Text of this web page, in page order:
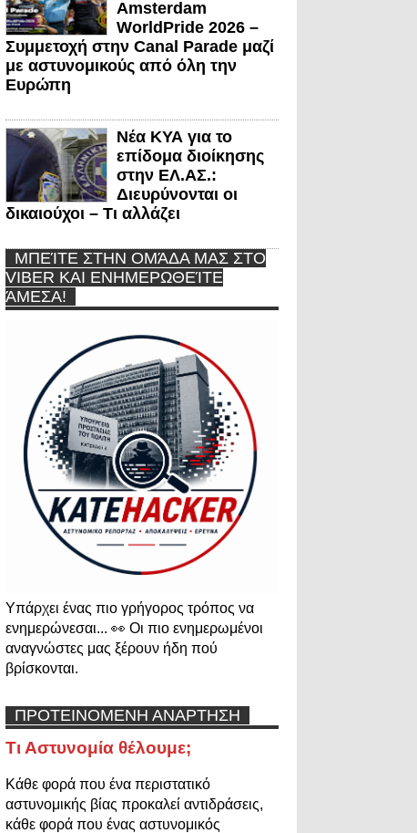
Amsterdam
WorldPride 2026 –
Συμμετοχή στην Canal Parade μαζί
με αστυνομικούς από όλη την
Ευρώπη
Νέα ΚΥΑ για το
επίδομα διοίκησης
στην ΕΛ.ΑΣ.:
Διευρύνονται οι
δικαιούχοι – Τι αλλάζει
ΜΠΕΊΤΕ ΣΤΗΝ ΟΜΆΔΑ ΜΑΣ ΣΤΟ
VIBER ΚΑΙ ΕΝΗΜΕΡΩΘΕΊΤΕ
ΆΜΕΣΑ!
Υπάρχει ένας πιο γρήγορος τρόπος να
ενημερώνεσαι... 👀 Οι πιο ενημερωμένοι
αναγνώστες μας ξέρουν ήδη πού
βρίσκονται.
ΠΡΟΤΕΙΝΟΜΕΝΗ ΑΝΑΡΤΗΣΗ
Τι Αστυνομία θέλουμε;
Κάθε φορά που ένα περιστατικό
αστυνομικής βίας προκαλεί αντιδράσεις,
κάθε φορά που ένας αστυνομικός